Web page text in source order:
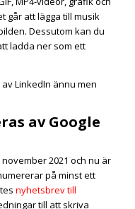
går att lägga till musik
Dessutom kan du
ladda ner som ett
LinkedIn ännu men
av Google
2021 och nu är
på minst ett
nyhetsbrev till
till att skriva